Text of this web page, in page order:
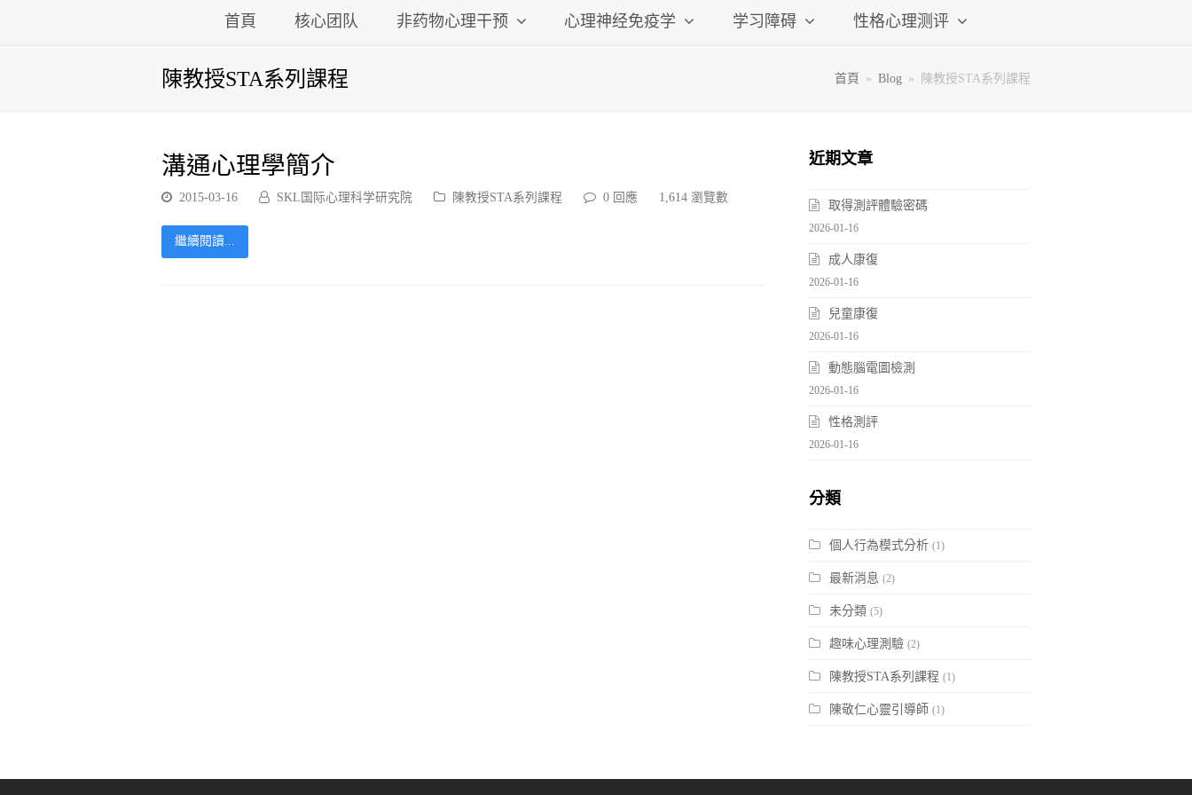
首頁 核心团队 非药物心理干预 心理神经免疫学 学习障碍 性格心理测评
陳教授STA系列課程 首頁 » Blog » 陳教授STA系列課程
溝通心理學簡介
2015-03-16 SKL国际心理科学研究院 陳教授STA系列課程 0 回應 1,614 瀏覽數
繼續閱讀...
近期文章
取得測評體驗密碼
2026-01-16
成人康復
2026-01-16
兒童康復
2026-01-16
動態腦電圖檢測
2026-01-16
性格測評
2026-01-16
分類
個人行為模式分析 (1)
最新消息 (2)
未分類 (5)
趣味心理測驗 (2)
陳教授STA系列課程 (1)
陳敬仁心靈引導師 (1)